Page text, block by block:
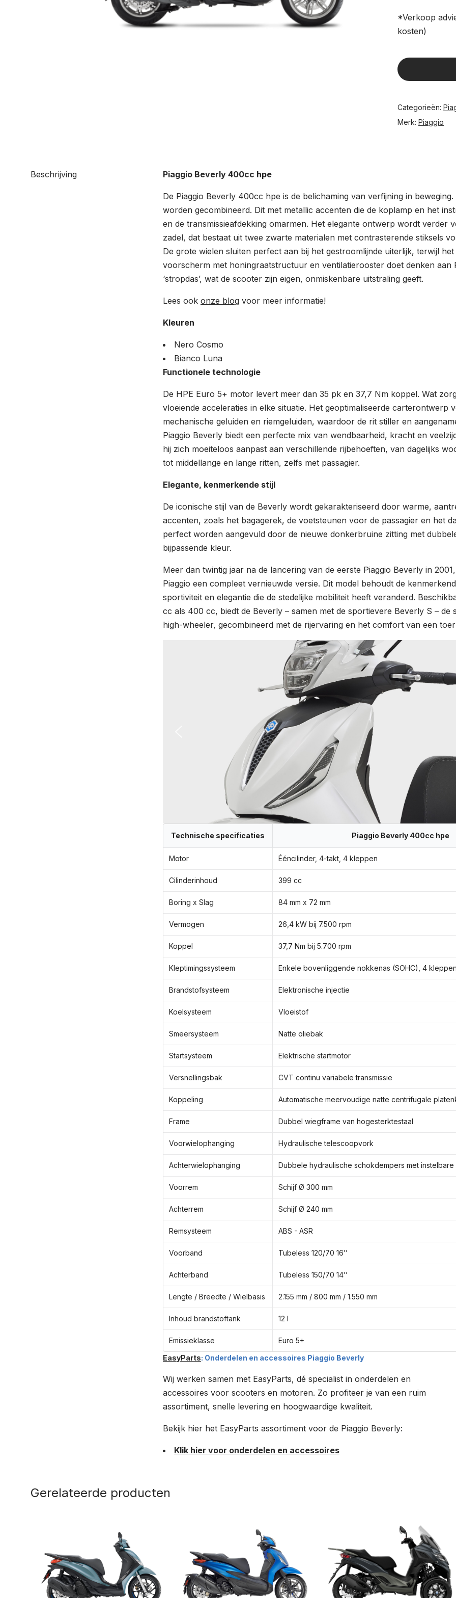
*Verkoop
kosten)
Categorieën:
Merk: Piaggio
Beschrijving Piaggio Beverly 400cc hpe
De Piaggio Beverly 400cc hpe is de belichaming van verfijning in
worden gecombineerd. Dit met metallic accenten die de koplamp en het
en de transmissieafdekking omarmen. Het elegante ontwerp wordt verder
zadel, dat bestaat uit twee zwarte materialen met contrasterende stiksels
De grote wielen sluiten perfect aan bij het gestroomlijnde uiterlijk, terwijl
voorscherm met honingraatstructuur en ventilatierooster doet denken aan
‘stropdas’, wat de scooter zijn eigen, onmiskenbare uitstraling geeft.
Lees ook onze blog voor meer informatie!
Kleuren
Nero Cosmo
Bianco Luna
Functionele technologie
De HPE Euro 5+ motor levert meer dan 35 pk en 37,7 Nm koppel. Wat
vloeiende acceleraties in elke situatie. Het geoptimaliseerde carterontwerp
mechanische geluiden en riemgeluiden, waardoor de rit stiller en
Piaggio Beverly biedt een perfecte mix van wendbaarheid, kracht en
hij zich moeiteloos aanpast aan verschillende rijbehoeften, van dagelijks
tot middellange en lange ritten, zelfs met passagier.
Elegante, kenmerkende stijl
De iconische stijl van de Beverly wordt gekarakteriseerd door warme,
accenten, zoals het bagagerek, de voetsteunen voor de passagier en het
perfect worden aangevuld door de nieuwe donkerbruine zitting met
bijpassende kleur.
Meer dan twintig jaar na de lancering van de eerste Piaggio Beverly in
Piaggio een compleet vernieuwde versie. Dit model behoudt de
sportiviteit en elegantie die de stedelijke mobiliteit heeft veranderd.
cc als 400 cc, biedt de Beverly – samen met de sportievere Beverly S – de
high-wheeler, gecombineerd met de rijervaring en het comfort van een
Technische specificaties Piaggio Beverly 400cc hpe
Motor Ééncilinder, 4-takt, 4 kleppen
Cilinderinhoud 399 cc
Boring x Slag 84 mm x 72 mm
Vermogen 26,4 kW bij 7.500 rpm
Koppel 37,7 Nm bij 5.700 rpm
Kleptimingssysteem Enkele bovenliggende nokkenas (SOHC), 4 kleppen
Brandstofsysteem Elektronische injectie
Koelsysteem Vloeistof
Smeersysteem Natte oliebak
Startsysteem Elektrische startmotor
Versnellingsbak CVT continu variabele transmissie
Koppeling Automatische meervoudige natte centrifugale
Frame Dubbel wiegframe van hogesterktestaal
Voorwielophanging Hydraulische telescoopvork
Achterwielophanging Dubbele hydraulische schokdempers met
Voorrem Schijf Ø 300 mm
Achterrem Schijf Ø 240 mm
Remsysteem ABS - ASR
Voorband Tubeless 120/70 16’’
Achterband Tubeless 150/70 14’’
Lengte / Breedte / Wielbasis 2.155 mm / 800 mm / 1.550 mm
Inhoud brandstoftank 12 l
Emissieklasse
Euro 5+
EasyParts: Onderdelen en accessoires Piaggio Beverly
Wij werken samen met EasyParts, dé specialist in onderdelen en
accessoires voor scooters en motoren. Zo profiteer je van een ruim
assortiment, snelle levering en hoogwaardige kwaliteit.
Bekijk hier het EasyParts assortiment voor de Piaggio Beverly:
Klik hier voor onderdelen en accessoires
Gerelateerde producten